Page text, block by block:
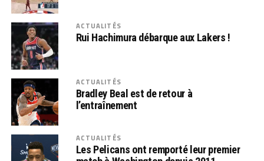
ACTUALITÉS
Rui Hachimura débarque aux Lakers !
ACTUALITÉS
Bradley Beal est de retour à
l’entraînement
ACTUALITÉS
Les Pelicans ont remporté leur premier